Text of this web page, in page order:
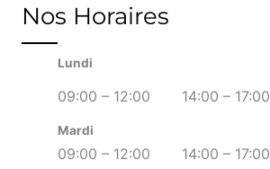
Nos Horaires
Lundi
09:00 – 12:00 14:00 – 17:00
Mardi
09:00 – 12:00 14:00 – 17:00